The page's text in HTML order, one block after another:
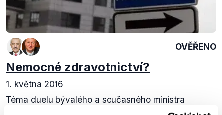
OVĚŘENO
Nemocné zdravotnictví?
1. května 2016
Téma duelu bývalého a současného ministra
zdravotnictví v nedělních Otázkách Václava